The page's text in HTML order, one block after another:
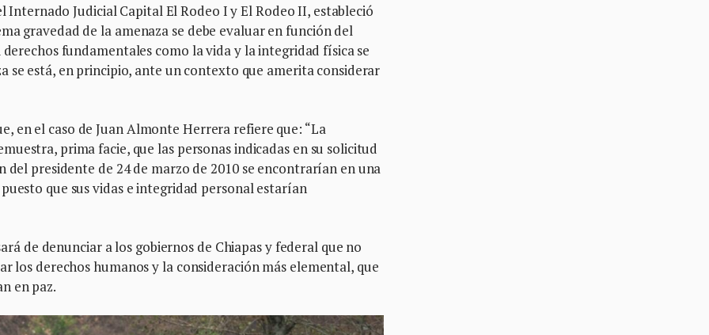
Internado Judicial Capital El Rodeo I y El Rodeo II, estableció
gravedad de la amenaza se debe evaluar en función del
fundamentales como la vida y la integridad física se
se está, en principio, ante un contexto que amerita considerar
en el caso de Juan Almonte Herrera refiere que: “La
prima facie, que las personas indicadas en su solicitud
del presidente de 24 de marzo de 2010 se encontrarían en una
que sus vidas e integridad personal estarían
de denunciar a los gobiernos de Chiapas y federal que no
los derechos humanos y la consideración más elemental, que
en paz.